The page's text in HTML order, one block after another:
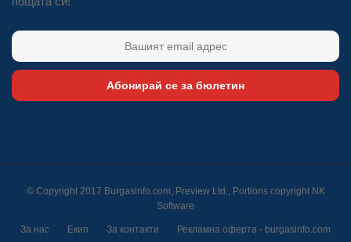
Абонирай се за бюлетин
© Copyright 2017 Burgasinfo.com, Preview Ltd., Portions copyright NK
Software
За нас Екип За контакти Рекламна оферта - burgasinfo.com